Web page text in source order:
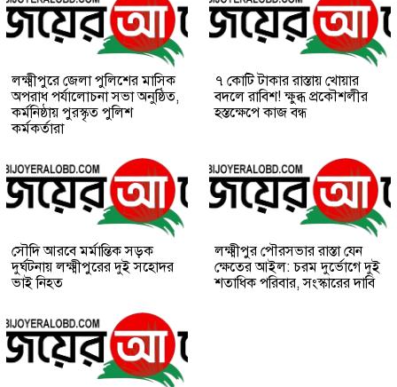
লক্ষ্মীপুরে জেলা পুলিশের মাসিক
অপরাধ পর্যালোচনা সভা অনুষ্ঠিত,
কর্মনিষ্ঠায় পুরস্কৃত পুলিশ
কর্মকর্তারা
৭ কোটি টাকার রাস্তায় খোয়ার
বদলে রাবিশ! ক্ষুব্ধ প্রকৌশলীর
হস্তক্ষেপে কাজ বন্ধ
সৌদি আরবে মর্মান্তিক সড়ক
দুর্ঘটনায় লক্ষ্মীপুরের দুই সহোদর
ভাই নিহত
লক্ষ্মীপুর পৌরসভার রাস্তা যেন
ক্ষেতের আইল: চরম দুর্ভোগে দুই
শতাধিক পরিবার, সংস্কারের দাবি